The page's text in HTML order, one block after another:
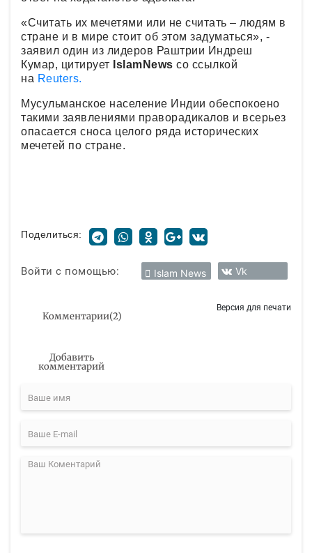
«Считать их мечетями или не считать – людям в
стране и в мире стоит об этом задуматься», -
заявил один из лидеров Раштрии Индреш
Кумар, цитирует IslamNews со ссылкой
на Reuters.
Мусульманское население Индии обеспокоено
такими заявлениями праворадикалов и всерьез
опасается сноса целого ряда исторических
мечетей по стране.
Поделиться:
Войти с помощью: Islam News Vk
Комментарии(2)
Версия для печати
Добавить
комментарий